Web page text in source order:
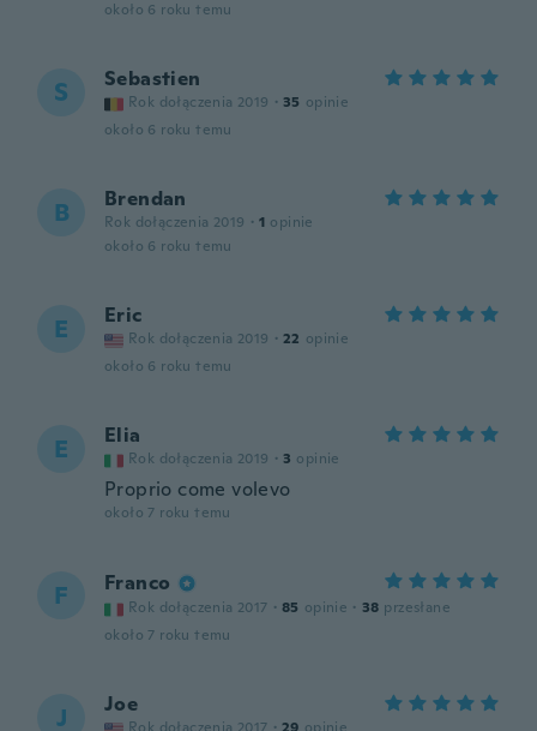
około 6 roku temu
S Sebastien
Rok dołączenia 2019 · 35 opinie
około 6 roku temu
B Brendan
Rok dołączenia 2019 · 1 opinie
około 6 roku temu
E Eric
Rok dołączenia 2019 · 22 opinie
około 6 roku temu
E Elia
Rok dołączenia 2019 · 3 opinie
Proprio come volevo
około 7 roku temu
F Franco
Rok dołączenia 2017 · 85 opinie · 38 przesłane
około 7 roku temu
J Joe